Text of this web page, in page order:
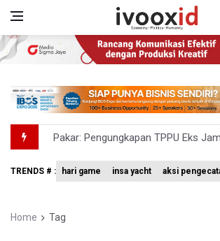
Pakar: Pengungkapan TPPU Eks
Tim 9 Kejagung Periksa Febrie
BNPB Minta Pemprov Kalimantan
TRENDS # : hari game insa yacht aksi
Home Tag